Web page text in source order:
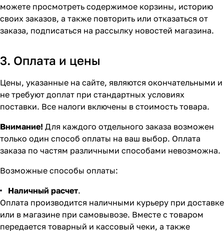
можете просмотреть содержимое корзины, историю
своих заказов, а также повторить или отказаться от
заказа, подписаться на рассылку новостей магазина.
3. Оплата и цены
Цены, указанные на сайте, являются окончательными и
не требуют доплат при стандартных условиях
поставки. Все налоги включены в стоимость товара.
Внимание! Для каждого отдельного заказа возможен
только один способ оплаты на ваш выбор. Оплата
заказа по частям различными способами невозможна.
Возможные способы оплаты:
Наличный расчет.
Оплата производится наличными курьеру при доставке
или в магазине при самовывозе. Вместе с товаром
передается товарный и кассовый чеки, а также